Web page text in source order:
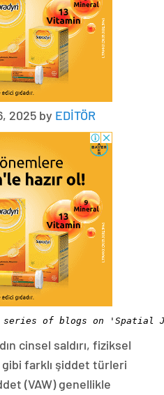
2025 by EDİTÖR
of blogs on 'Spatial
cinsel saldırı, fiziksel
farklı şiddet türleri
(VAW) genellikle